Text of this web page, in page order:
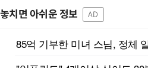
놓치면 아쉬운 정보 AD